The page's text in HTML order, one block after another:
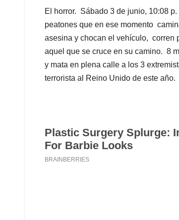
El horror. Sábado 3 de junio, 10:08
peatones que en ese momento
asesina y chocan el vehículo, corren
aquel que se cruce en su camino. 8
y mata en plena calle a los 3
terrorista al Reino Unido de este año.